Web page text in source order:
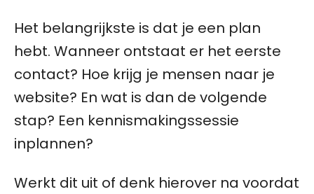
Het belangrijkste is dat je een plan
hebt. Wanneer ontstaat er het eerste
contact? Hoe krijg je mensen naar je
website? En wat is dan de volgende
stap? Een kennismakingssessie
inplannen?
Werkt dit uit of denk hierover na voordat